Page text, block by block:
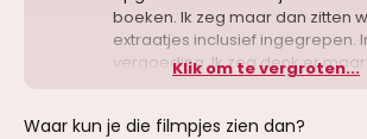
boeken. Ik zeg maar dan zitten
extraatjes inclusief ingegrepen.
vergoeding. Ik zeg denk er
Nee heb je. Ja kun je krijgen
Klik om te vergroten...
Waar kun je die filmpjes zien dan?